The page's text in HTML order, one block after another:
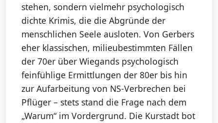
stehen, sondern vielmehr psychologisch
dichte Krimis, die die Abgründe der
menschlichen Seele ausloten. Von Gerbers
eher klassischen, milieubestimmten Fällen
der 70er über Wiegands psychologisch
feinfühlige Ermittlungen der 80er bis hin
zur Aufarbeitung von NS-Verbrechen bei
Pflüger – stets stand die Frage nach dem
„Warum“ im Vordergrund. Die Kurstadt bot